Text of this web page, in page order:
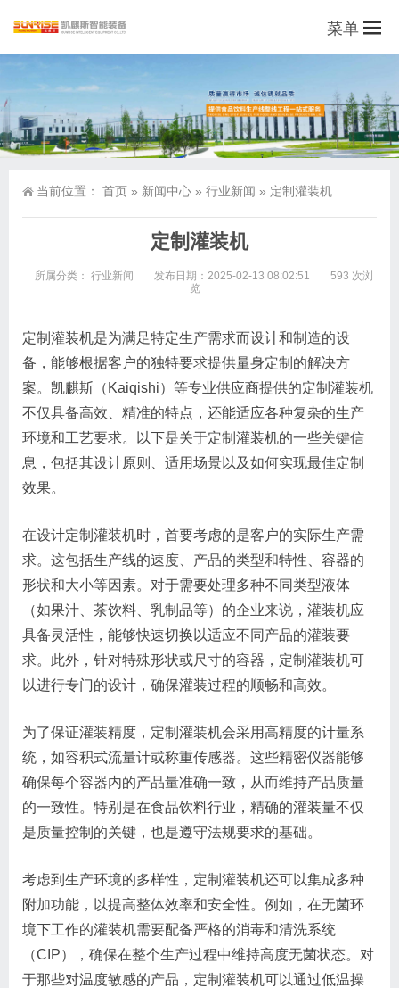
菜单
当前位置： 首页 » 新闻中心 » 行业新闻 » 定制灌装机
定制灌装机
所属分类： 行业新闻 发布日期：2025-02-13 08:02:51
593 次浏
览
定制灌装机是为满足特定生产需求而设计和制造的设
备，能够根据客户的独特要求提供量身定制的解决方
案。凯麒斯（Kaiqishi）等专业供应商提供的定制灌装机
不仅具备高效、精准的特点，还能适应各种复杂的生产
环境和工艺要求。以下是关于定制灌装机的一些关键信
息，包括其设计原则、适用场景以及如何实现最佳定制
效果。
在设计定制灌装机时，首要考虑的是客户的实际生产需
求。这包括生产线的速度、产品的类型和特性、容器的
形状和大小等因素。对于需要处理多种不同类型液体
（如果汁、茶饮料、乳制品等）的企业来说，灌装机应
具备灵活性，能够快速切换以适应不同产品的灌装要
求。此外，针对特殊形状或尺寸的容器，定制灌装机可
以进行专门的设计，确保灌装过程的顺畅和高效。
为了保证灌装精度，定制灌装机会采用高精度的计量系
统，如容积式流量计或称重传感器。这些精密仪器能够
确保每个容器内的产品量准确一致，从而维持产品质量
的一致性。特别是在食品饮料行业，精确的灌装量不仅
是质量控制的关键，也是遵守法规要求的基础。
考虑到生产环境的多样性，定制灌装机还可以集成多种
附加功能，以提高整体效率和安全性。例如，在无菌环
境下工作的灌装机需要配备严格的消毒和清洗系统
（CIP），确保在整个生产过程中维持高度无菌状态。对
于那些对温度敏感的产品，定制灌装机可以通过低温操